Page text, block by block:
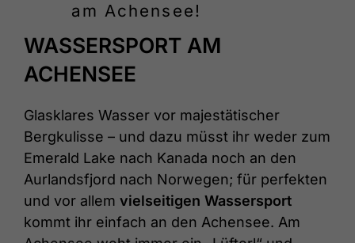
am Achensee!
WASSERSPORT AM
ACHENSEE
Glasklares Wasser vor majestätischer
Bergkulisse – und dazu müsst ihr weder zum
Emerald Lake nach Kanada noch an den
Aurlandsfjord nach Norwegen; für perfekten
und vor allem vielseitigen Wassersport
kommt ihr einfach an den Achensee. Am